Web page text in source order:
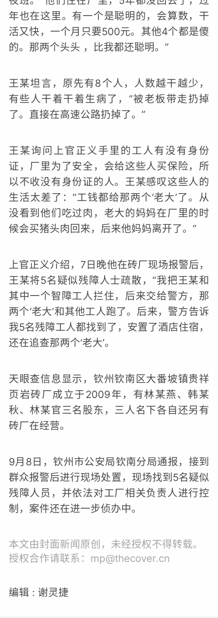
年也在这里。有一个是聪明的，会算数，干
活又快，一个月只要500元。其他4个都是傻
的。那两个头头 ，比我都还聪明。”
王某坦言，原先有8个人，人数越干越少，
有些人干着干着生病了，“被老板带走扔掉
了。直接在高速公路扔掉了。”
王某询问上官正义手里的工人有没有身份
证，厂里为了安全，会给这些人买保险，所
以不收没有身份证的人。王某感叹这些人的
生活太差了：“工钱都给那两个‘老大’了。从
没看到他们吃过肉，老大的妈妈在厂里的时
候会买猪头肉回来，后来他妈妈离开了。”
上官正义介绍，7日晚他在砖厂现场报警后，
王某将5名疑似残障人士疏散，“我把王某和
其中一个智障工人拦住，后来交给警方，那
两个‘老大’和其他工人跑了。后来，警方告诉
我5名残障工人都找到了，安置了酒店住宿，
还在追查那两个‘老大’。
天眼查信息显示，钦州钦南区大番坡镇贵祥
页岩砖厂成立于2009年，有林某燕、韩某
秋、林某官三名股东，三人名下各自还另有
砖厂在经营。
9月8日，钦州市公安局钦南分局通报，接到
群众报警后进行现场处置，现场找到5名疑似
残障人员，并依法对工厂相关负责人进行控
制，案件还在进一步侦办中。
本文由封面新闻原创，未经授权不得转载。
授权合作请联系：mp@thecover.cn
编辑 : 谢灵捷